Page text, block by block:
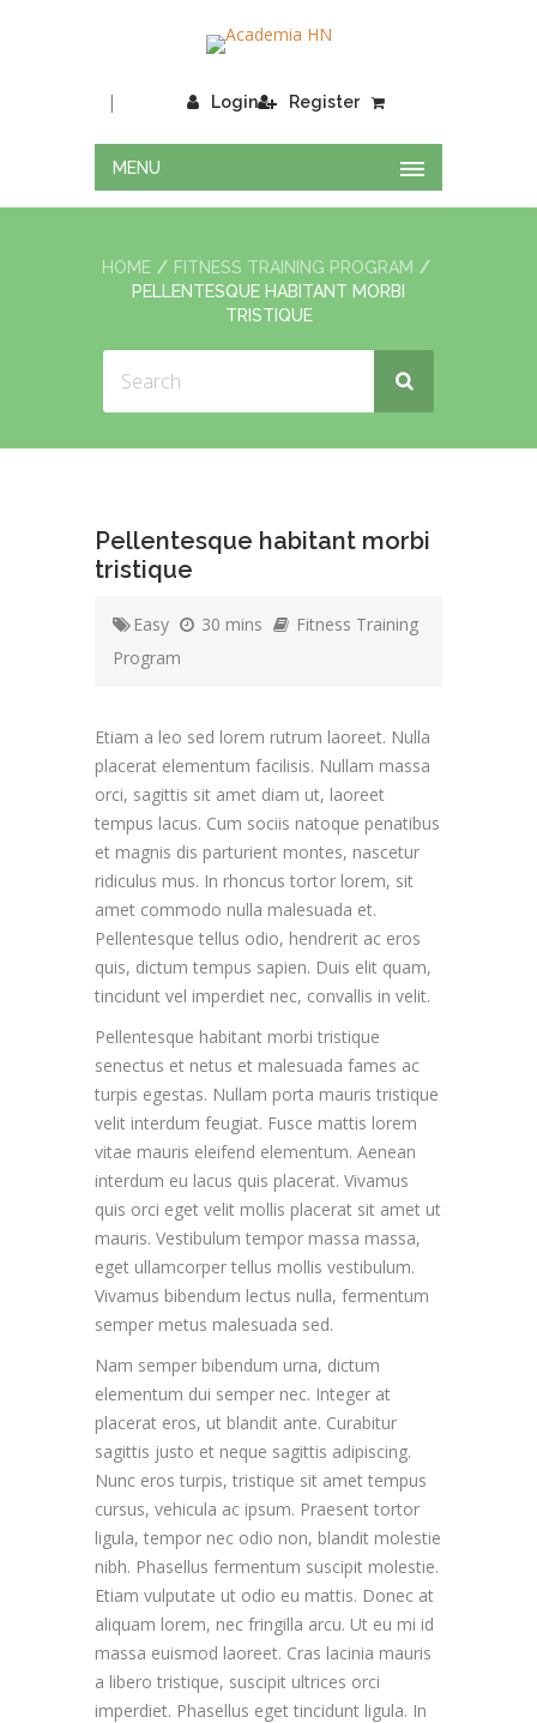
Login
| Register
MENU
HOME
FITNESS TRAINING PROGRAM
PELLENTESQUE HABITANT MORBI
TRISTIQUE
Pellentesque habitant morbi
tristique
Easy 30 mins
Fitness Training
Program
Etiam a leo sed lorem rutrum laoreet. Nulla
placerat elementum facilisis. Nullam massa
orci, sagittis sit amet diam ut, laoreet
tempus lacus. Cum sociis natoque penatibus
et magnis dis parturient montes, nascetur
ridiculus mus. In rhoncus tortor lorem, sit
amet commodo nulla malesuada et.
Pellentesque tellus odio, hendrerit ac eros
quis, dictum tempus sapien. Duis elit quam,
tincidunt vel imperdiet nec, convallis in velit.
Pellentesque habitant morbi tristique
senectus et netus et malesuada fames ac
turpis egestas. Nullam porta mauris tristique
velit interdum feugiat. Fusce mattis lorem
vitae mauris eleifend elementum. Aenean
interdum eu lacus quis placerat. Vivamus
quis orci eget velit mollis placerat sit amet ut
mauris. Vestibulum tempor massa massa,
eget ullamcorper tellus mollis vestibulum.
Vivamus bibendum lectus nulla, fermentum
semper metus malesuada sed.
Nam semper bibendum urna, dictum
elementum dui semper nec. Integer at
placerat eros, ut blandit ante. Curabitur
sagittis justo et neque sagittis adipiscing.
Nunc eros turpis, tristique sit amet tempus
cursus, vehicula ac ipsum. Praesent tortor
ligula, tempor nec odio non, blandit molestie
nibh. Phasellus fermentum suscipit molestie.
Etiam vulputate ut odio eu mattis. Donec at
aliquam lorem, nec fringilla arcu. Ut eu mi id
massa euismod laoreet. Cras lacinia mauris
a libero tristique, suscipit ultrices orci
imperdiet. Phasellus eget tincidunt ligula. In